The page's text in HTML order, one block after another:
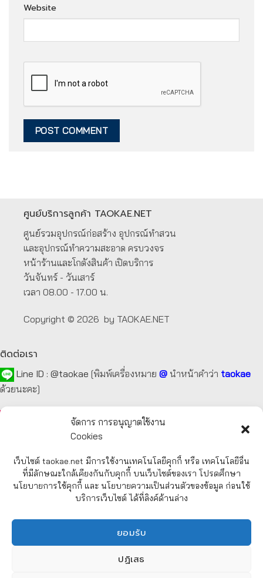
จัดการ การอนุญาตใช้งาน
Cookies
เว็บไซต์ taokae.net มีการใช้งานเทคโนโลยีคุกกี้ หรือ เทคโนโลยีอื่น
ที่มีลักษณะใกล้เคียงกันกับคุกกี้ บนเว็บไซต์ของเรา โปรดศึกษา
นโยบายการใช้คุกกี้ และ นโยบายความเป็นส่วนตัวของข้อมูล ก่อนใช้
บริการเว็บไซต์ ได้ที่ลิงค์ด้านล่าง
ยอมรับ
ปฏิเสธ
Website
ศูนย์บริการลูกค้า TAOKAE.NET
ศูนย์รวมอุปกรณ์ก่อสร้าง อุปกรณ์ทำสวน
และอุปกรณ์ทำความสะอาด ครบวงจร
หน้าร้านและโกดังสินค้า เปิดบริการ
วันจันทร์ - วันเสาร์
เวลา 08.00 - 17.00 น.
Copyright © 2026 by TAOKAE.NET
ติดต่อเรา
Line ID : @taokae [พิมพ์เครื่องหมาย @ นำหน้าคำว่า taokae
ด้วยนะคะ]
092-872-7229 099-131-3129
taokae.net@gmail.com
Fax : 02-054-4244
เกี่ยวกับบริษัทฯ
การสั่งซื้อสินค้า